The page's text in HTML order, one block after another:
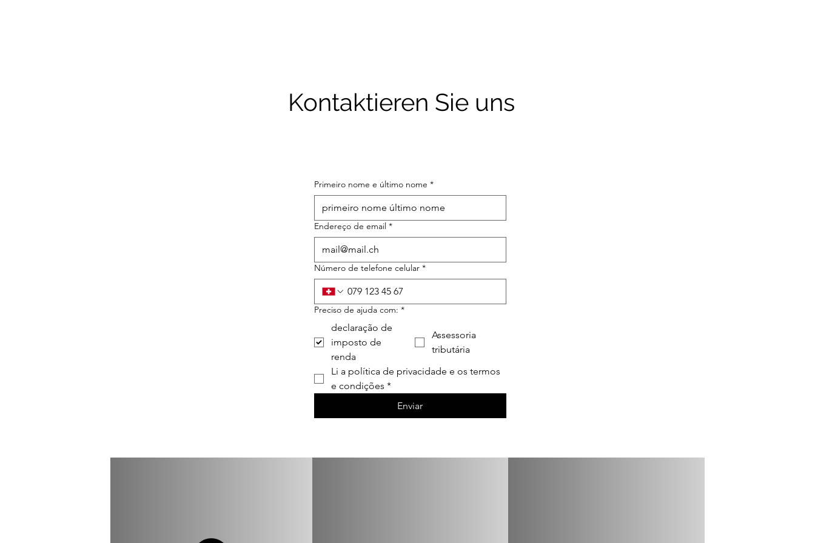
Kontaktieren Sie uns
Primeiro nome e último nome *
Endereço de email *
Número de telefone celular *
Preciso de ajuda com: *
declaração de
imposto de
renda
Assessoria
tributária
Li a política de privacidade e os termos
e condições *
Enviar